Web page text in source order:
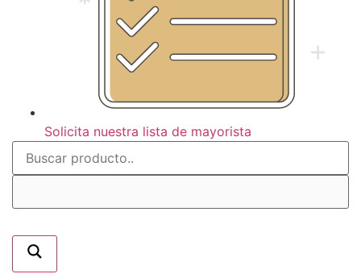
Solicita nuestra lista de mayorista